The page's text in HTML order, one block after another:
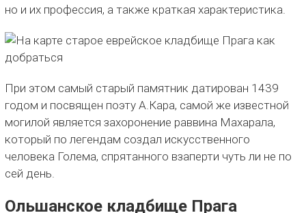
но и их профессия, а также краткая характеристика.
При этом самый старый памятник датирован 1439
годом и посвящен поэту А.Кара, самой же известной
могилой является захоронение раввина Махарала,
который по легендам создал искусственного
человека Голема, спрятанного взаперти чуть ли не по
сей день.
Ольшанское кладбище Прага